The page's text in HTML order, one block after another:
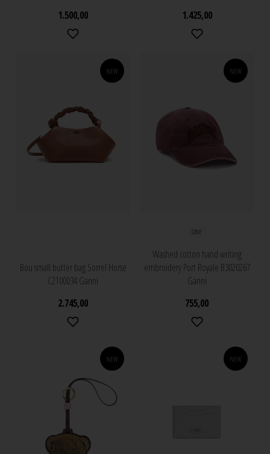
1.500,00
1.425,00
NEW
Bou small butter bag Sorrel Horse
C2100034 Ganni
2.745,00
NEW
ONE
Washed cotton hand writing
embroidery Port Royale B3020267
Ganni
755,00
NEW NEW